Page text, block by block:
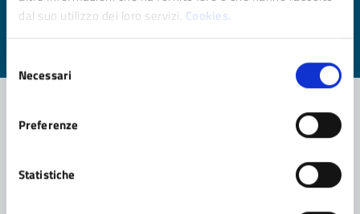
dal suo utilizzo dei loro servizi. Cookies.
delNecessari
Preferenze
StatisticheLeggi le domande frequenti